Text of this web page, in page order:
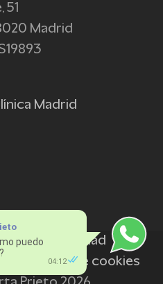
51
Madrid
Madrid
de privacidad
de cookies
puedo
04:12